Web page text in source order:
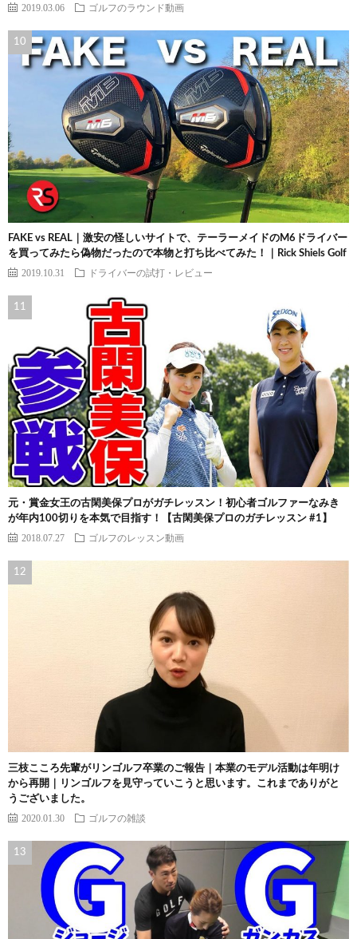
2019.03.06 ゴルフのラウンド動画
FAKE vs REAL｜激安の怪しいサイトで、テーラーメイドのM6ドライバー
を買ってみたら偽物だったので本物と打ち比べてみた！｜Rick Shiels Golf
2019.10.31 ドライバーの試打・レビュー
元・賞金女王の古閑美保プロがガチレッスン！初心者ゴルファーなみき
が年内100切りを本気で目指す！【古閑美保プロのガチレッスン #1】
2018.07.27 ゴルフのレッスン動画
三枝こころ先輩がリンゴルフ卒業のご報告｜本業のモデル活動は年明け
から再開｜リンゴルフを見守っていこうと思います。これまでありがと
うございました。
2020.01.30 ゴルフの雑談